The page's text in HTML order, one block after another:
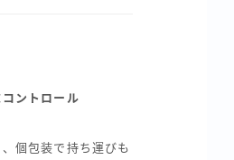
ントロール
個包装で持ち運びも